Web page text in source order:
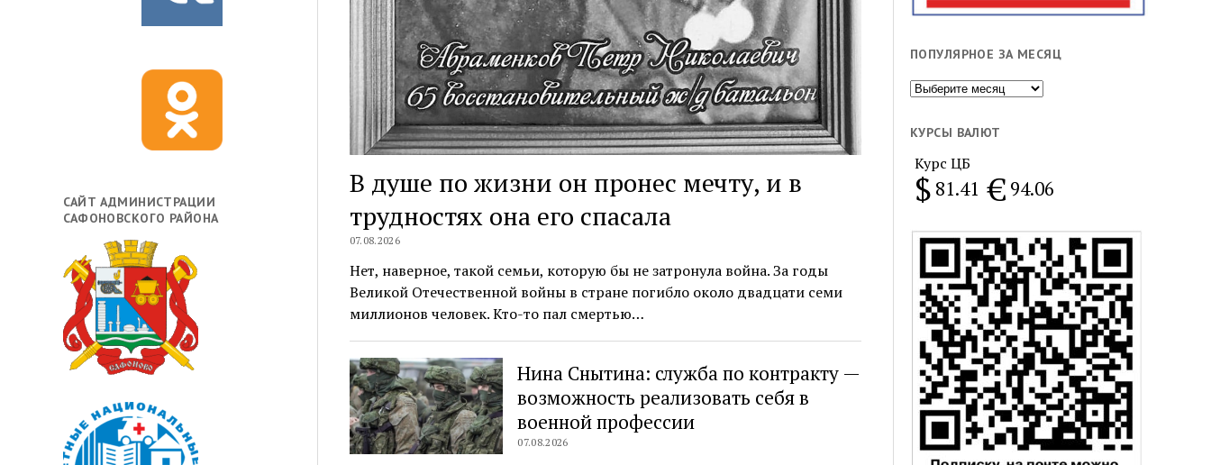
САЙТ АДМИНИСТРАЦИИ
САФОНОВСКОГО РАЙОНА
В душе по жизни он пронес мечту, и в
трудностях она его спасала
07.08.2026
Нет, наверное, такой семьи, которую бы не затронула война. За годы
Великой Отечественной войны в стране погибло около двадцати семи
миллионов человек. Кто-то пал смертью…
Нина Снытина: служба по контракту —
возможность реализовать себя в
военной профессии
07.08.2026
ПОПУЛЯРНОЕ ЗА МЕСЯЦ
Популярное
месяц
КУРСЫ ВАЛЮТ
Курс ЦБ
$ 81.41 € 94.06